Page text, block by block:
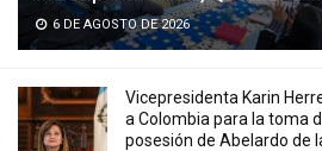
6 DE AGOSTO DE 2026
Vicepresidenta Karin
a Colombia para la toma
posesión de Abelardo de